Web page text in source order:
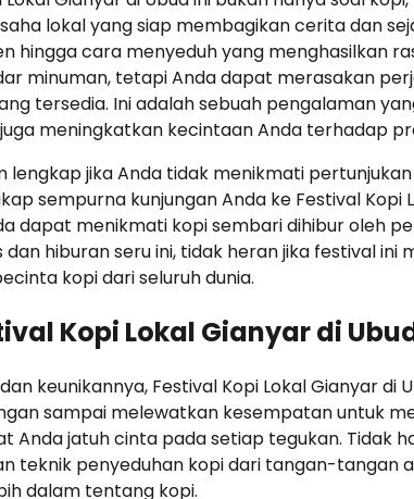
lokal yang siap membagikan cerita dan
hingga cara menyeduh yang menghasilkan
minuman, tetapi Anda dapat merasakan
tersedia. Ini adalah sebuah pengalaman
meningkatkan kecintaan Anda terhadap
lengkap jika Anda tidak menikmati
sempurna kunjungan Anda ke Festival Kopi
dapat menikmati kopi sembari dihibur oleh
hiburan seru ini, tidak heran jika festival ini
kopi dari seluruh dunia.
Kopi Lokal Gianyar di
keunikannya, Festival Kopi Lokal Gianyar
sampai melewatkan kesempatan untuk
Anda jatuh cinta pada setiap tegukan. Tidak
teknik penyeduhan kopi dari tangan-tangan
dalam tentang kopi.